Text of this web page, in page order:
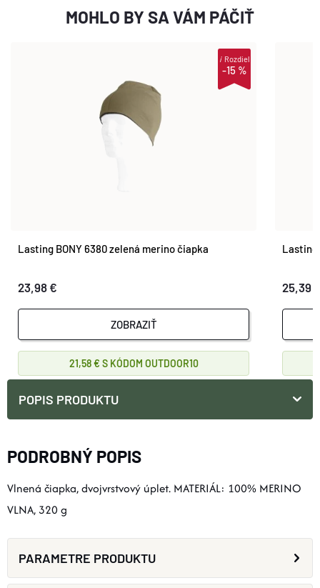
MOHLO BY SA VÁM PÁČIŤ
-15 %
iRozdiel
Lasting BONY 6380 zelená merino čiapka
23,98 €
ZOBRAZIŤ
21,58 € OUTDOOR10
Lasting
25,39
POPIS PRODUKTU
PODROBNÝ POPIS
Vlnená čiapka, dvojvrstvový úplet. MATERIÁL: 100% MERINO
VLNA, 320 g
PARAMETRE PRODUKTU